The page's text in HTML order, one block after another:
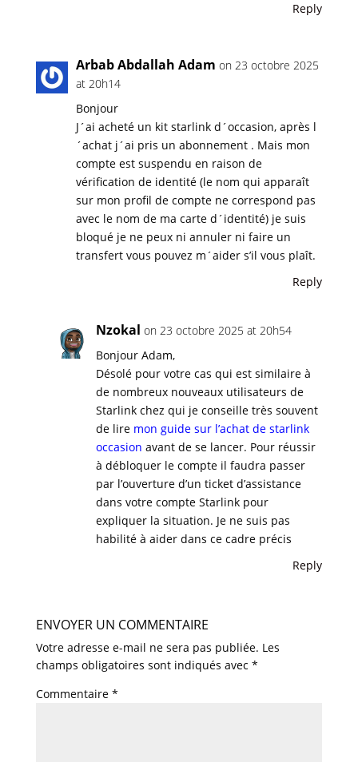
Reply
Arbab Abdallah Adam on 23 octobre 2025
at 20h14
Bonjour
J´ai acheté un kit starlink d´occasion, après l
´achat j´ai pris un abonnement . Mais mon
compte est suspendu en raison de
vérification de identité (le nom qui apparaît
sur mon profil de compte ne correspond pas
avec le nom de ma carte d´identité) je suis
bloqué je ne peux ni annuler ni faire un
transfert vous pouvez m´aider s’il vous plaît.
Reply
Nzokal on 23 octobre 2025 at 20h54
Bonjour Adam,
Désolé pour votre cas qui est similaire à
de nombreux nouveaux utilisateurs de
Starlink chez qui je conseille très souvent
de lire mon guide sur l’achat de starlink
occasion avant de se lancer. Pour réussir
à débloquer le compte il faudra passer
par l’ouverture d’un ticket d’assistance
dans votre compte Starlink pour
expliquer la situation. Je ne suis pas
habilité à aider dans ce cadre précis
Reply
ENVOYER UN COMMENTAIRE
Votre adresse e-mail ne sera pas publiée. Les
champs obligatoires sont indiqués avec *
Commentaire *